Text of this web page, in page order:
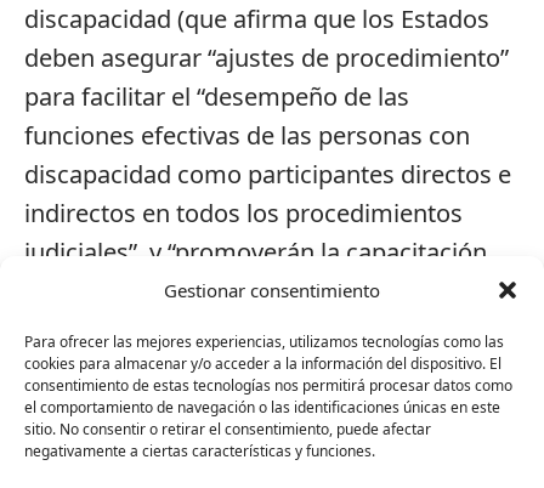
Gestionar consentimiento
Para ofrecer las mejores experiencias, utilizamos tecnologías como las
cookies para almacenar y/o acceder a la información del dispositivo. El
consentimiento de estas tecnologías nos permitirá procesar datos como
el comportamiento de navegación o las identificaciones únicas en este
sitio. No consentir o retirar el consentimiento, puede afectar
negativamente a ciertas características y funciones.
discapacidad (que afirma que los Estados
deben asegurar “ajustes de procedimiento”
para facilitar el “desempeño de las
funciones efectivas de las personas con
discapacidad como participantes directos e
indirectos en todos los procedimientos
judiciales”, y “promoverán la capacitación
adecuada de los que trabajan en la
administración de justicia”).
No obstante, Plena inclusión advierte que
una evaluación de esa “aptitud suficiente”
que no incluya a todos y cada uno de los